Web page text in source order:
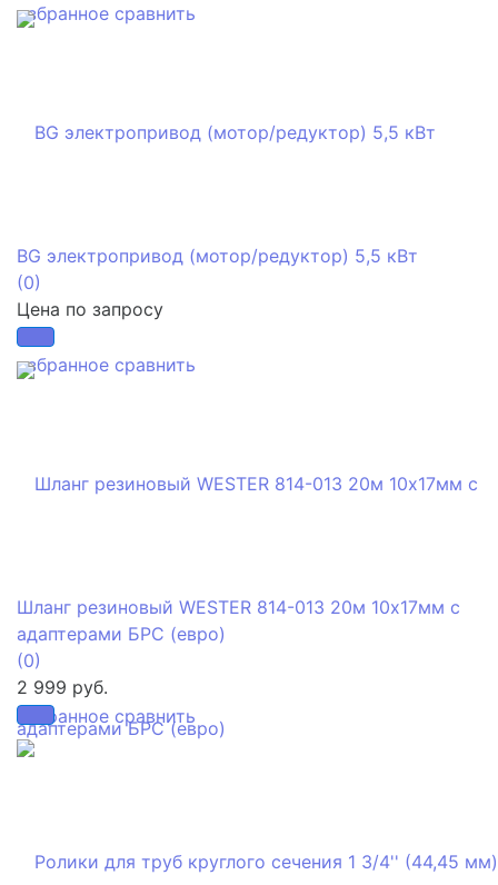
избранное сравнить
избранное сравнить
BG электропривод (мотор/редуктор) 5,5 кВт
(0)
Цена по запросу
избранное сравнить
Шланг резиновый WESTER 814-013 20м 10x17мм с
адаптерами БРС (евро)
(0)
2 999 руб.